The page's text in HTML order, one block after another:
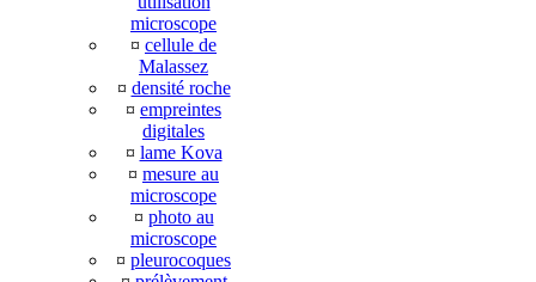
microscope
¤ cellule de
Malassez
¤ densité roche
¤ empreintes
digitales
¤ lame Kova
¤ mesure au
microscope
¤ photo au
microscope
¤ pleurocoques